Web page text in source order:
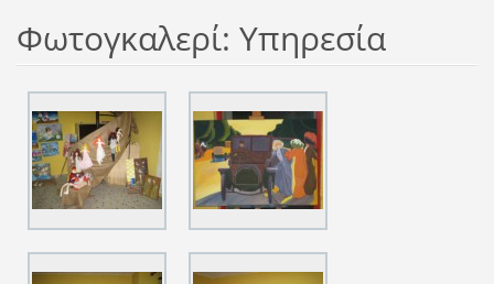
Φωτογκαλερί: Υπηρεσία